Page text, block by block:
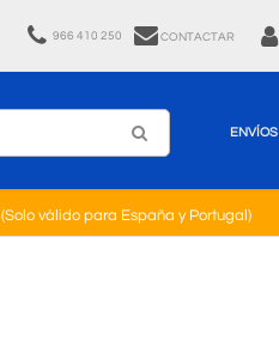
966 410 250 CONTACTAR
ENVÍOS
(Solo válido para España y Portugal)